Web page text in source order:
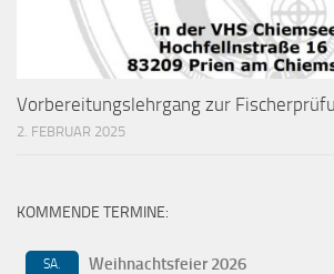
Vorbereitungslehrgang zur
2. FEBRUAR 2025
KOMMENDE TERMINE:
SA. Weihnachtsfeier 2026